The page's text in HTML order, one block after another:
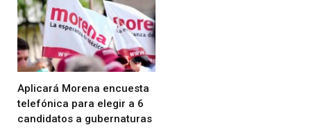
Aplicará Morena encuesta
telefónica para elegir a 6
candidatos a gubernaturas